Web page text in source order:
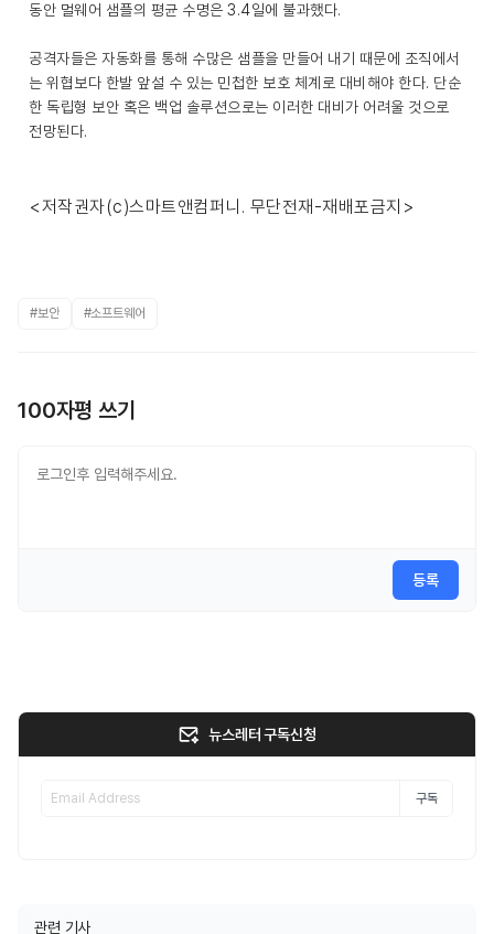
동안 멀웨어 샘플의 평균 수명은 3.4일에 불과했다.
공격자들은 자동화를 통해 수많은 샘플을 만들어 내기 때문에 조직에서
는 위협보다 한발 앞설 수 있는 민첩한 보호 체계로 대비해야 한다. 단순
한 독립형 보안 혹은 백업 솔루션으로는 이러한 대비가 어려울 것으로
전망된다.
<저작권자(c)스마트앤컴퍼니. 무단전재-재배포금지>
#보안 #소프트웨어
100자평 쓰기
등록
뉴스레터 구독신청
구독
관련 기사